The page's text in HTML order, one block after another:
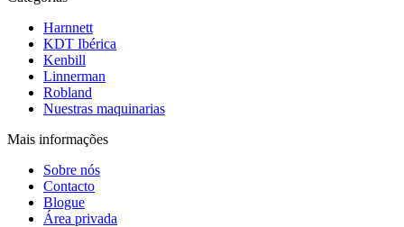
Harnnett
KDT Ibérica
Kenbill
Linnerman
Robland
Nuestras maquinarias
Mais informações
Sobre nós
Contacto
Blogue
Área privada